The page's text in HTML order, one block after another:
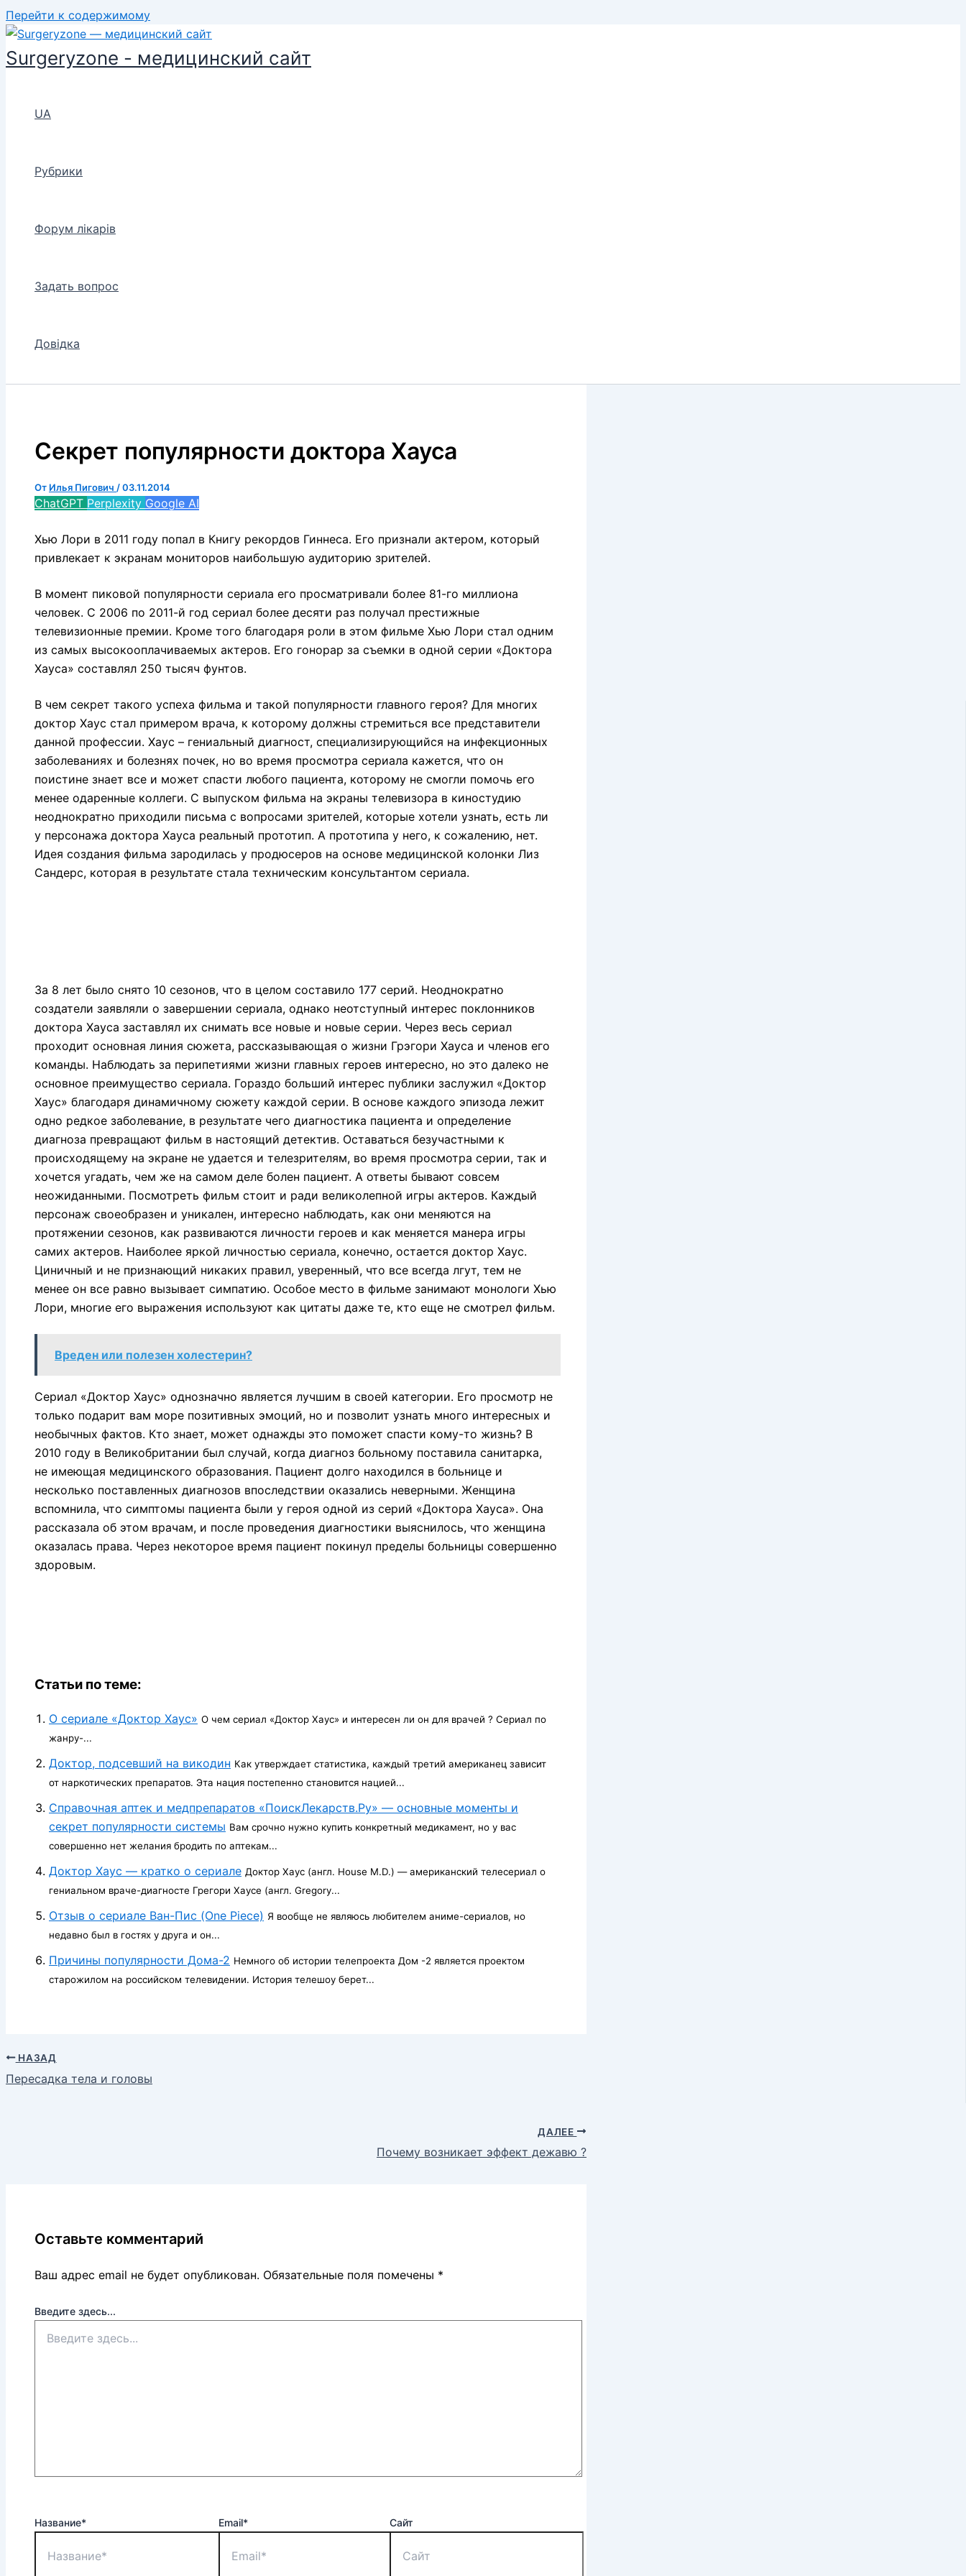
Перейти к содержимому
Surgeryzone - медицинский сайт
UA
Рубрики
Форум лікарів
Задать вопрос
Довідка
Секрет популярности доктора Хауса
От Илья Пигович /03.11.2014
ChatGPT Perplexity Google AI
Хью Лори в 2011 году попал в Книгу рекордов Гиннеса. Его признали актером, который
привлекает к экранам мониторов наибольшую аудиторию зрителей.
В момент пиковой популярности сериала его просматривали более 81-го миллиона
человек. С 2006 по 2011-й год сериал более десяти раз получал престижные
телевизионные премии. Кроме того благодаря роли в этом фильме Хью Лори стал одним
из самых высокооплачиваемых актеров. Его гонорар за съемки в одной серии «Доктора
Хауса» составлял 250 тысяч фунтов.
В чем секрет такого успеха фильма и такой популярности главного героя? Для многих
доктор Хаус стал примером врача, к которому должны стремиться все представители
данной профессии. Хаус – гениальный диагност, специализирующийся на инфекционных
заболеваниях и болезнях почек, но во время просмотра сериала кажется, что он
поистине знает все и может спасти любого пациента, которому не смогли помочь его
менее одаренные коллеги. С выпуском фильма на экраны телевизора в киностудию
неоднократно приходили письма с вопросами зрителей, которые хотели узнать, есть ли
у персонажа доктора Хауса реальный прототип. А прототипа у него, к сожалению, нет.
Идея создания фильма зародилась у продюсеров на основе медицинской колонки Лиз
Сандерс, которая в результате стала техническим консультантом сериала.
За 8 лет было снято 10 сезонов, что в целом составило 177 серий. Неоднократно
создатели заявляли о завершении сериала, однако неотступный интерес поклонников
доктора Хауса заставлял их снимать все новые и новые серии. Через весь сериал
проходит основная линия сюжета, рассказывающая о жизни Грэгори Хауса и членов его
команды. Наблюдать за перипетиями жизни главных героев интересно, но это далеко не
основное преимущество сериала. Гораздо больший интерес публики заслужил «Доктор
Хаус» благодаря динамичному сюжету каждой серии. В основе каждого эпизода лежит
одно редкое заболевание, в результате чего диагностика пациента и определение
диагноза превращают фильм в настоящий детектив. Оставаться безучастными к
происходящему на экране не удается и телезрителям, во время просмотра серии, так и
хочется угадать, чем же на самом деле болен пациент. А ответы бывают совсем
неожиданными. Посмотреть фильм стоит и ради великолепной игры актеров. Каждый
персонаж своеобразен и уникален, интересно наблюдать, как они меняются на
протяжении сезонов, как развиваются личности героев и как меняется манера игры
самих актеров. Наиболее яркой личностью сериала, конечно, остается доктор Хаус.
Циничный и не признающий никаких правил, уверенный, что все всегда лгут, тем не
менее он все равно вызывает симпатию. Особое место в фильме занимают монологи Хью
Лори, многие его выражения используют как цитаты даже те, кто еще не смотрел фильм.
Вреден или полезен холестерин?
Сериал «Доктор Хаус» однозначно является лучшим в своей категории. Его просмотр не
только подарит вам море позитивных эмоций, но и позволит узнать много интересных и
необычных фактов. Кто знает, может однажды это поможет спасти кому-то жизнь? В
2010 году в Великобритании был случай, когда диагноз больному поставила санитарка,
не имеющая медицинского образования. Пациент долго находился в больнице и
несколько поставленных диагнозов впоследствии оказались неверными. Женщина
вспомнила, что симптомы пациента были у героя одной из серий «Доктора Хауса». Она
рассказала об этом врачам, и после проведения диагностики выяснилось, что женщина
оказалась права. Через некоторое время пациент покинул пределы больницы совершенно
здоровым.
Статьи по теме:
О сериале «Доктор Хаус» О чем сериал «Доктор Хаус» и интересен ли он для врачей ? Сериал по
жанру-...
Доктор, подсевший на викодин Как утверждает статистика, каждый третий американец зависит
от наркотических препаратов. Эта нация постепенно становится нацией...
Справочная аптек и медпрепаратов «ПоискЛекарств.Ру» — основные моменты и
секрет популярности системы Вам срочно нужно купить конкретный медикамент, но у вас
совершенно нет желания бродить по аптекам...
Доктор Хаус — кратко о сериале Доктор Хаус (англ. House M.D.) — американский телесериал о
гениальном враче-диагносте Грегори Хаусе (англ. Gregory...
Отзыв о сериале Ван-Пис (One Piece) Я вообще не являюсь любителем аниме-сериалов, но
недавно был в гостях у друга и он...
Причины популярности Дома-2 Немного об истории телепроекта Дом -2 является проектом
старожилом на российском телевидении. История телешоу берет...
НАЗАД
Пересадка тела и головы
ДАЛЕЕ
Почему возникает эффект дежавю ?
Оставьте комментарий
Ваш адрес email не будет опубликован. Обязательные поля помечены *
Введите здесь...
Название* Email* Сайт